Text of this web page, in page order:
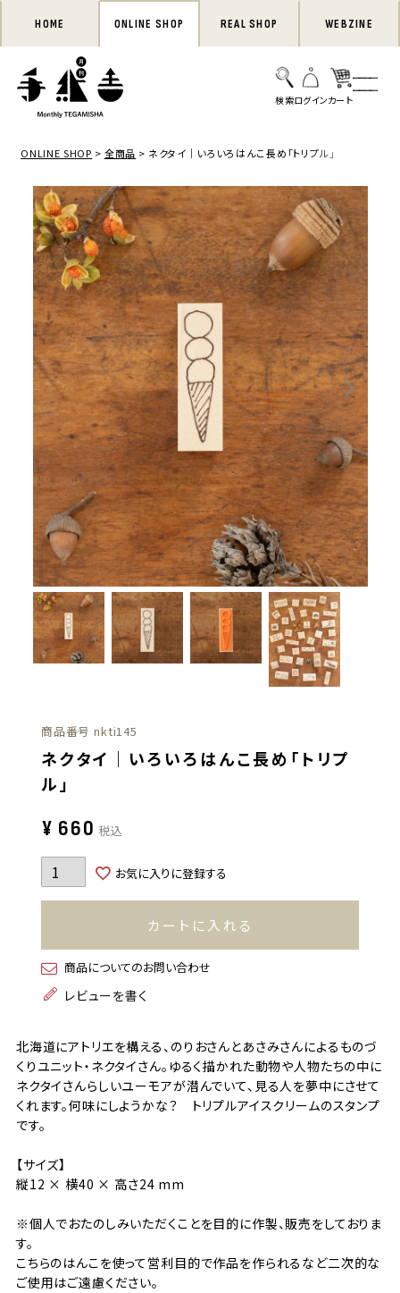
HOME ONLINE SHOP REAL SHOP WEBZINE
ONLINE SHOP 全商品 ネクタイ｜いろいろはんこ長め「トリプル」
商品番号 nkti145
ネクタイ｜いろいろはんこ長め「トリプ
ル」
¥ 660 税込
お気に入りに登録する
カートに入れる
商品についてのお問い合わせ
レビューを書く
北海道にアトリエを構える、のりおさんとあさみさんによるものづ
くりユニット・ネクタイさん。ゆるく描かれた動物や人物たちの中に
ネクタイさんらしいユーモアが潜んでいて、見る人を夢中にさせて
くれます。何味にしようかな？ トリプルアイスクリームのスタンプ
です。
【サイズ】
縦12 × 横40 × 高さ24 mm
※個人でおたのしみいただくことを目的に作製、販売をしておりま
す。
こちらのはんこを使って営利目的で作品を作られるなど二次的な
ご使用はご遠慮ください。